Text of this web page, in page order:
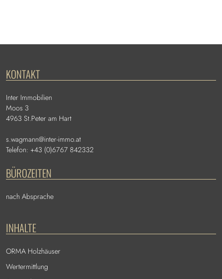
KONTAKT
Inter Immobilien
Moos 3
4963 St.Peter am Hart
s.wagmann@inter-immo.at
Telefon: +43 (0)6767 842332
BÜROZEITEN
nach Absprache
INHALTE
ORMA Holzhäuser
Wertermittlung